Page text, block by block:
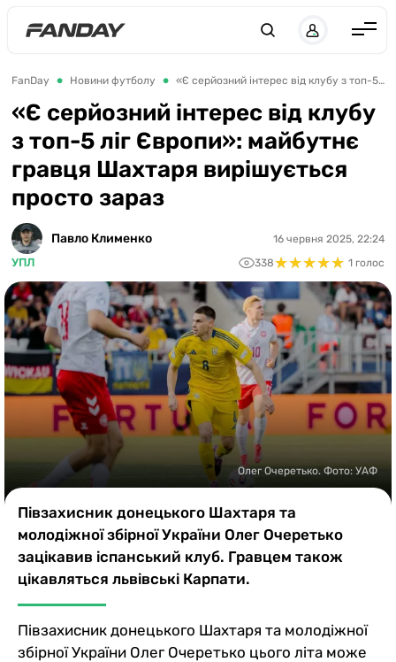
Англія
Іспанія
Німеччина
Італія
ЛЧ
ЛЕ
ЧЕ-2028
Букмекери
Казино
FanDay Новини футболу «Є серйозний інтерес від клубу з топ-5 ліг Європи»: майбутнє гравця Шахтаря вирішується просто зараз
«Є серйозний інтерес від клубу
з топ-5 ліг Європи»: майбутнє
гравця Шахтаря вирішується
просто зараз
Павло Клименко
УПЛ
16 червня 2025, 22:24
338★★★★★
★★★★★ 1 голос
Олег Очеретько. Фото: УАФ
Півзахисник донецького Шахтаря та
молодіжної збірної України Олег Очеретько
зацікавив іспанський клуб. Гравцем також
цікавляться львівські Карпати.
Півзахисник донецького Шахтаря та молодіжної
збірної України Олег Очеретько цього літа може